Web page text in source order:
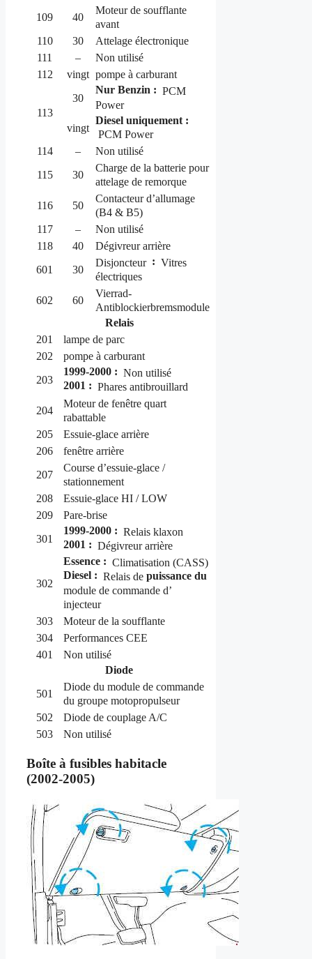
109 40
Moteur de soufflante
avant
110
30
Attelage électronique
111
–
Non utilisé
112
vingt pompe à carburant
113
30
Nur Benzin : PCM
Power
vingt
Diesel uniquement :
PCM Power
114
–
Non utilisé
115
30
Charge de la batterie pour
attelage de remorque
116 50
Contacteur d’allumage
(B4 & B5)
117
–
Non utilisé
118
40
Dégivreur arrière
601
30
Disjoncteur : Vitres
électriques
602 60
Vierrad-
Antiblockierbremsmodule
Relais
201
lampe de parc
202
pompe à carburant
203
1999-2000 : Non utilisé
2001 : Phares antibrouillard
204
Moteur de fenêtre quart
rabattable
205
Essuie-glace arrière
206
fenêtre arrière
207
Course d’essuie-glace /
stationnement
208
Essuie-glace HI / LOW
209
Pare-brise
301
1999-2000 : Relais klaxon
2001 : Dégivreur arrière
302
Essence : Climatisation (CASS)
Diesel : Relais de puissance du
module de commande d’
injecteur
303
Moteur de la soufflante
304
Performances CEE
401
Non utilisé
Diode
501
Diode du module de commande
du groupe motopropulseur
502
Diode de couplage A/C
503
Non utilisé
Boîte à fusibles habitacle
(2002-2005)